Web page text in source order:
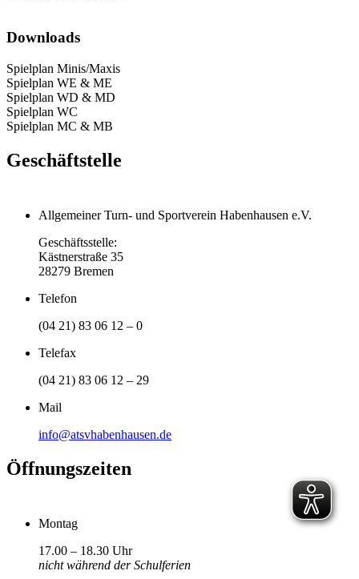
Downloads
Spielplan Minis/Maxis
Spielplan WE & ME
Spielplan WD & MD
Spielplan WC
Spielplan MC & MB
Geschäftstelle
Allgemeiner Turn- und Sportverein Habenhausen e.V.
Geschäftsstelle:
Kästnerstraße 35
28279 Bremen
Telefon
(04 21) 83 06 12 – 0
Telefax
(04 21) 83 06 12 – 29
Mail
info@atsvhabenhausen.de
Öffnungszeiten
Montag
17.00 – 18.30 Uhr
nicht während der Schulferien